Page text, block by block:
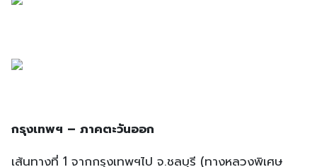
กรุงเทพฯ – ภาคตะวันออก
เส้นทางที่ 1 จากกรุงเทพฯไป จ.ชลบุรี (ทางหลวงพิเศษ